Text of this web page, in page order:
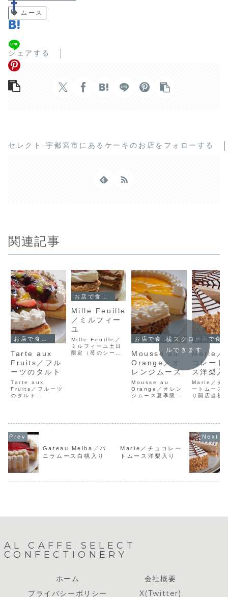
ムース
シェアする
セレクト-宇都宮市にあるケーキのお店をフォローする
関連記事
Tarte aux
Fruits／フル
ーツのタルト
Tarte aux
Fruits／フルーツ
のタルト
甘味、タルトの食
感をお楽しみ下さ
い。色とりどりな
このケーキはカッ
トするのが非常に
大変。沢山のフル
Mille Feuille
／ミルフィー
ユ
Mille Feuille／
ミルフィーユ土日
限定（苺のシーズ
を。制作には通常
お店で食べられるケーキ
Mousse au
Orange／オ
レンジムース
Mousse au
Orange／オレン
ジムース夏季限定
ムースケーキで
す。ムースの中に
Marie／
コレート
ス洋梨入
Marie／チ
ートムース
り開店当初
た目も当店
キとしては
様です。味
にケーキの
もお楽しみ
い。価格
.
横スクロー
ルできます
Gateau Melba／バ
ニラムース白桃入り
Marie／チョコレー
トムース洋梨入り
AL CAFFE SELECT
CONFECTIONERY
ホーム
会社概要
プライバシーポリシー
X(Twitter)